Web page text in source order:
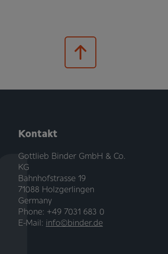
Kontakt
Gottlieb Binder GmbH & Co.
KG
Bahnhofstrasse 19
71088 Holzgerlingen
Germany
Phone: +49 7031 683 0
E-Mail: info©binder.de